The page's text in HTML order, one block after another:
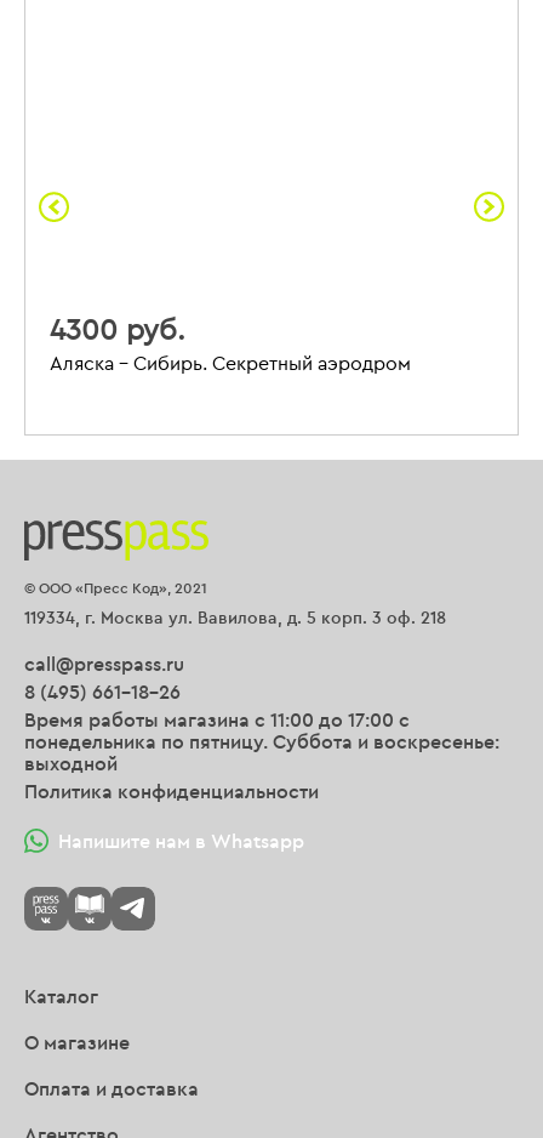
4300 руб.
Аляска – Сибирь. Секретный аэродром
© ООО «Пресс Код», 2021
119334, г. Москва ул. Вавилова, д. 5 корп. 3 оф. 218
call@presspass.ru
8 (495) 661-18-26
Время работы магазина с 11:00 до 17:00 с
понедельника по пятницу. Суббота и воскресенье:
выходной
Политика конфиденциальности
Напишите нам в Whatsapp
Каталог
О магазине
Оплата и доставка